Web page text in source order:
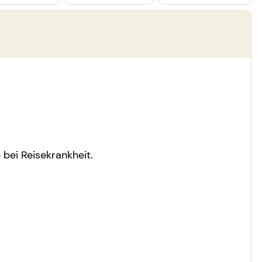
Reisekrankheit.